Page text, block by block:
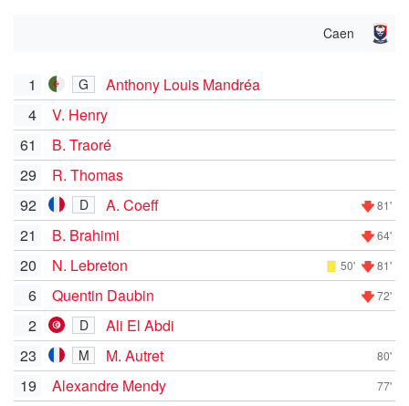
Caen
1 G
Anthony Louis Mandréa
4
V. Henry
61
B. Traoré
29
R. Thomas
92
D A. Coeff 81'
21 B. Brahimi 64'
20 N. Lebreton 50' 81'
6 Quentin Daubin 72'
2 D
Ali El Abdi
23
M M. Autret 80'
19 Alexandre Mendy 77'